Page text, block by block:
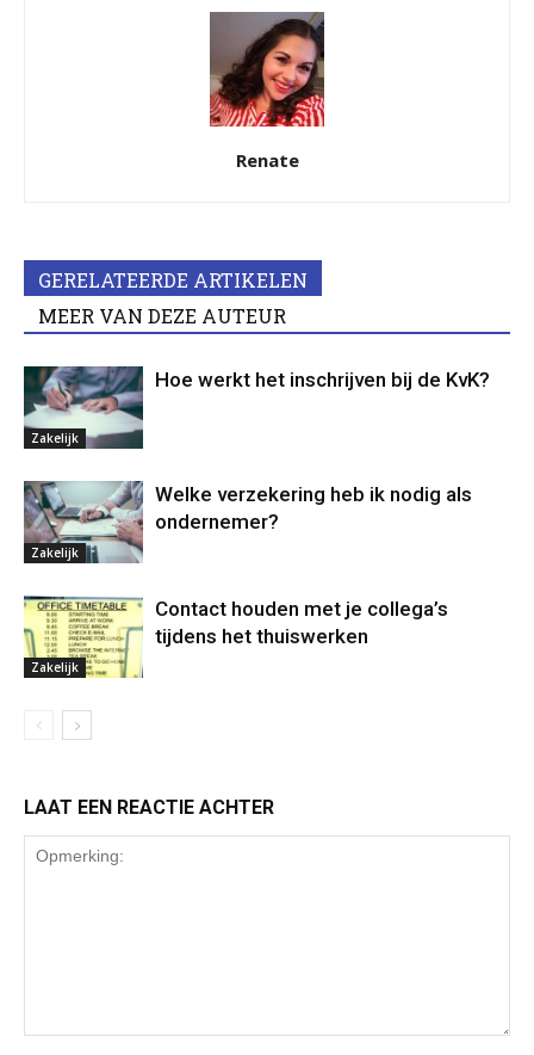
Renate
GERELATEERDE ARTIKELEN
MEER VAN DEZE AUTEUR
Zakelijk
Hoe werkt het inschrijven bij de KvK?
Zakelijk
Welke verzekering heb ik nodig als
ondernemer?
Zakelijk
Contact houden met je collega’s
tijdens het thuiswerken
LAAT EEN REACTIE ACHTER